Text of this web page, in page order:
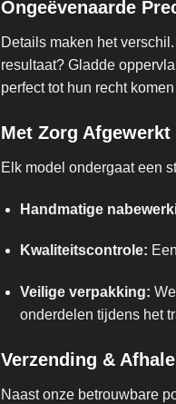
Ongeëvenaarde
Details maken het
resultaat? Gladde
perfect tot hun recht
Met Zorg Afgewerkt
Elk model ondergaat een
Handmatige
Kwaliteitscontrole:
Veilige verpakking:
onderdelen tijdens het
Verzending &
Naast onze betrouwbare